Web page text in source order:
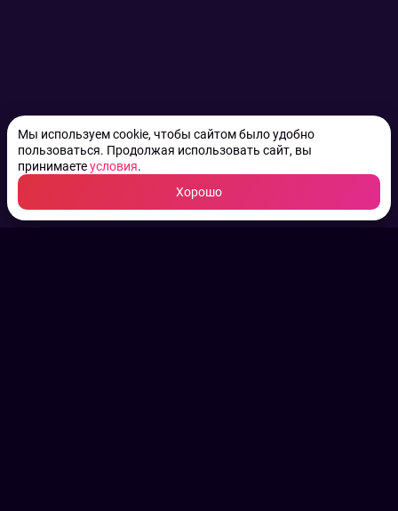
Мы используем cookie, чтобы сайтом было удобно
пользоваться. Продолжая использовать сайт, вы
принимаетеусловия.
Хорошо